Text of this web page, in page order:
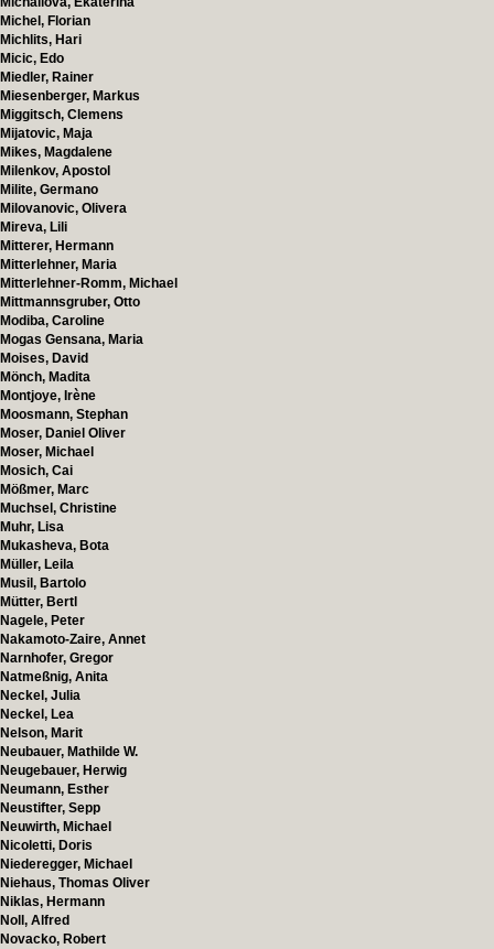
Michel, Florian
Michlits, Hari
Micic, Edo
Miedler, Rainer
Miesenberger, Markus
Miggitsch, Clemens
Mijatovic, Maja
Mikes, Magdalene
Milenkov, Apostol
Milite, Germano
Milovanovic, Olivera
Mireva, Lili
Mitterer, Hermann
Mitterlehner, Maria
Mitterlehner-Romm, Michael
Mittmannsgruber, Otto
Modiba, Caroline
Mogas Gensana, Maria
Moises, David
Mönch, Madita
Montjoye, Irène
Moosmann, Stephan
Moser, Daniel Oliver
Moser, Michael
Mosich, Cai
Mößmer, Marc
Muchsel, Christine
Muhr, Lisa
Mukasheva, Bota
Müller, Leila
Musil, Bartolo
Mütter, Bertl
Nagele, Peter
Nakamoto-Zaire, Annet
Narnhofer, Gregor
Natmeßnig, Anita
Neckel, Julia
Neckel, Lea
Nelson, Marit
Neubauer, Mathilde W.
Neugebauer, Herwig
Neumann, Esther
Neustifter, Sepp
Neuwirth, Michael
Nicoletti, Doris
Niederegger, Michael
Niehaus, Thomas Oliver
Niklas, Hermann
Noll, Alfred
Novacko, Robert